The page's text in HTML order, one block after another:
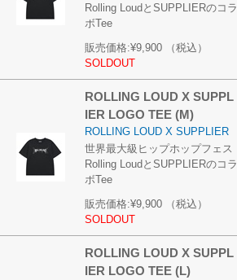
Rolling LoudとSUPPLIERのコラ
ボTee
販売価格:¥9,900
（税込）
SOLDOUT
ROLLING LOUD X SUPPL
IER LOGO TEE (M)
ROLLING LOUD X SUPPLIER
世界最大級ヒップホップフェス
Rolling LoudとSUPPLIERのコラ
ボTee
販売価格:¥9,900
（税込）
SOLDOUT
ROLLING LOUD X SUPPL
IER LOGO TEE (L)